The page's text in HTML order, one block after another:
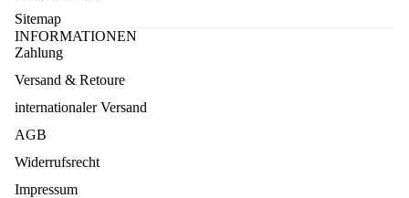
Sitemap
INFORMATIONEN
Zahlung
Versand & Retoure
internationaler Versand
AGB
Widerrufsrecht
Impressum